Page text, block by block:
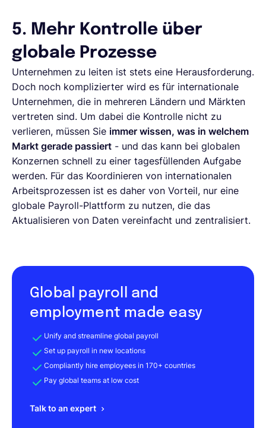
5. Mehr Kontrolle über
globale Prozesse
Unternehmen zu leiten ist stets eine Herausforderung.
Doch noch komplizierter wird es für internationale
Unternehmen, die in mehreren Ländern und Märkten
vertreten sind. Um dabei die Kontrolle nicht zu
verlieren, müssen Sie immer wissen, was in welchem
Markt gerade passiert - und das kann bei globalen
Konzernen schnell zu einer tagesfüllenden Aufgabe
werden. Für das Koordinieren von internationalen
Arbeitsprozessen ist es daher von Vorteil, nur eine
globale Payroll-Plattform zu nutzen, die das
Aktualisieren von Daten vereinfacht und zentralisiert.
Global payroll and
employment made easy
Unify and streamline global payroll
Set up payroll in new locations
Compliantly hire employees in 170+ countries
Pay global teams at low cost
Talk to an expert